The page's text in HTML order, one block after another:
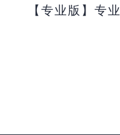
【专业版】专业版如何设置将当期所有业务单据生成一张汇总凭证?